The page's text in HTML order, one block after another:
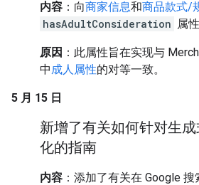
内容 ：向商家信息和商品款式/
hasAdultConsideration 属性
原因 ：此属性旨在实现与
中成人属性的对等一致。
5 月 15 日
新增了有关如何针对生
化的指南
内容 ：添加了有关在 Google 搜